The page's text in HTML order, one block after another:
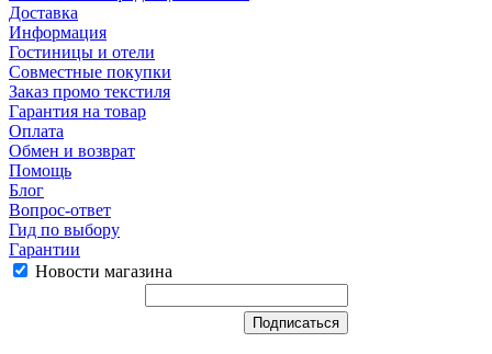
Доставка
Информация
Гостиницы и отели
Совместные покупки
Заказ промо текстиля
Гарантия на товар
Оплата
Обмен и возврат
Помощь
Блог
Вопрос-ответ
Гид по выбору
Гарантии
Новости магазина